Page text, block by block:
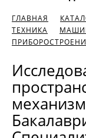
ГЛАВНАЯ
ТЕХНИКА